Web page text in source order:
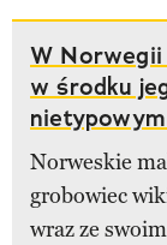
W
w środku
Norweskie
grobowiec
wraz ze